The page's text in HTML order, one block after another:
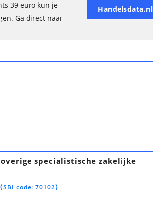
39 euro kun je
Ga direct naar
Handelsdata.nl
specialistische zakelijke
SBI code: 70102)